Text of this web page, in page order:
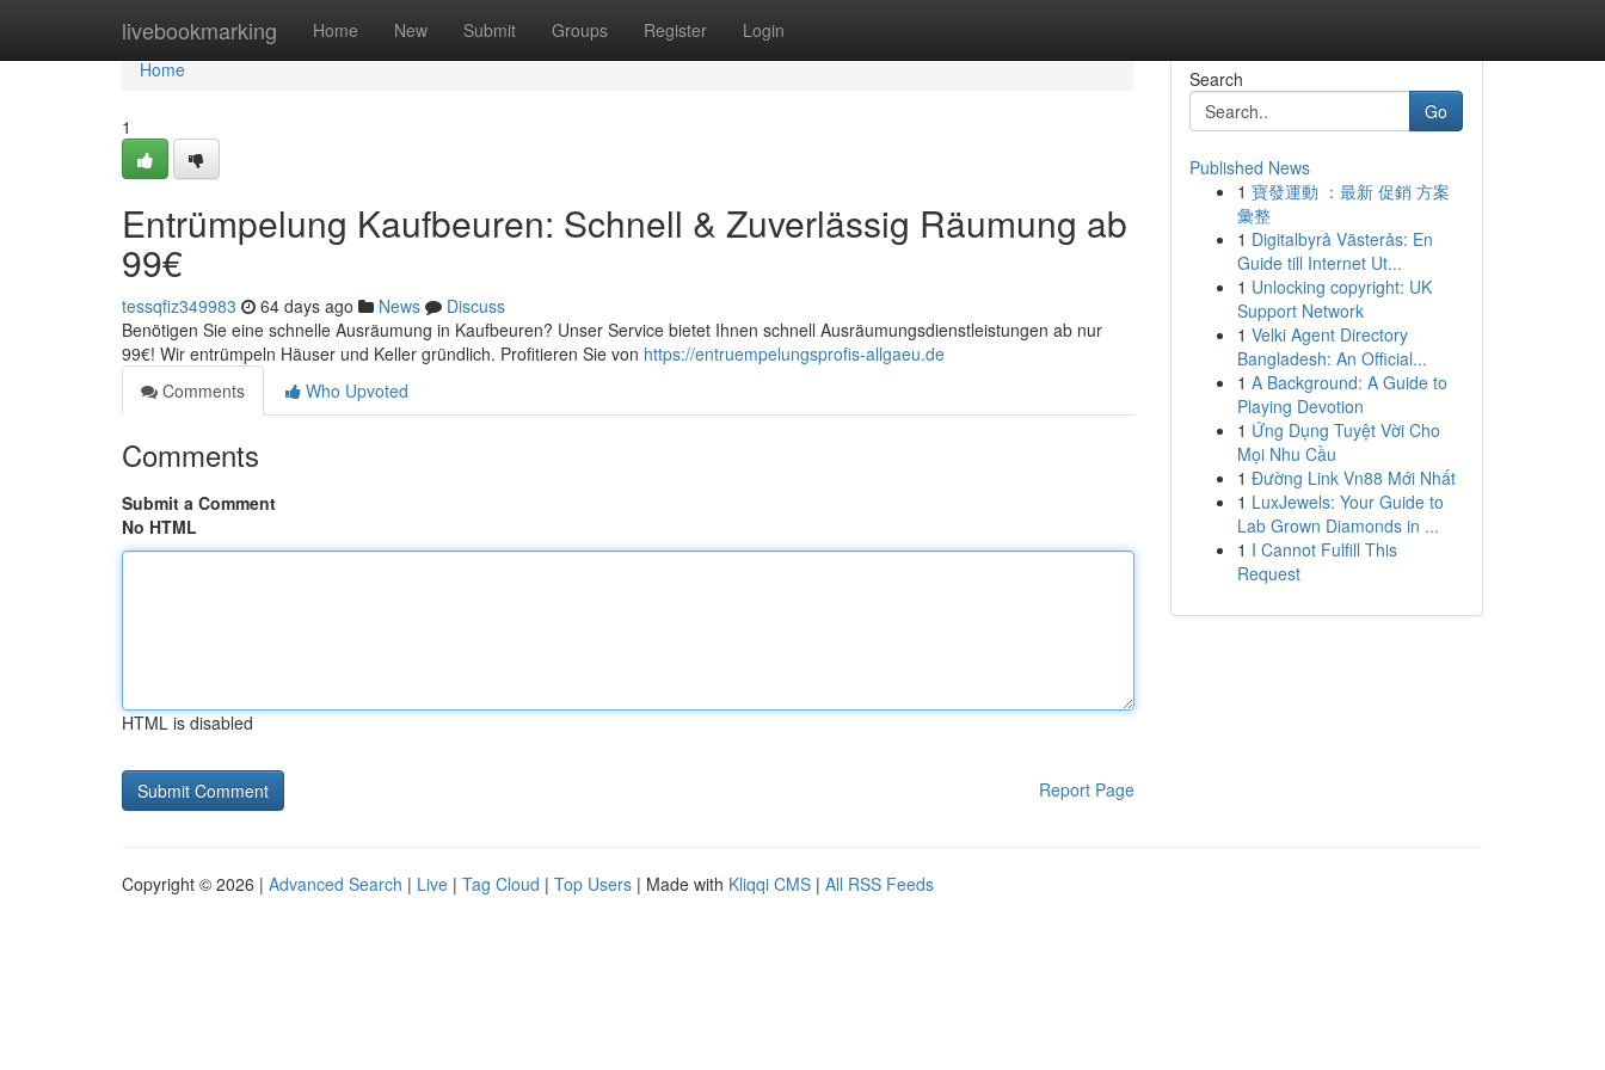
livebookmarking Home New Submit Groups Register Login
Home
Home
1
Entrümpelung Kaufbeuren: Schnell & Zuverlässig Räumung ab
99€
tessqfiz349983 64 days ago News
Discuss
Benötigen Sie eine schnelle Ausräumung in Kaufbeuren? Unser Service bietet Ihnen schnell Ausräumungsdienstleistungen ab nur
99€! Wir entrümpeln Häuser und Keller gründlich. Profitieren Sie von https://entruempelungsprofis-allgaeu.de
Comments
Who Upvoted
Comments
Submit a Comment
No HTML
HTML is disabled
Report Page
Search
Go
Published News
1 寶發運動 ：最新 促銷 方案
彙整
1 Digitalbyrå Västerås: En
Guide till Internet Ut...
1 Unlocking copyright: UK
Support Network
1 Velki Agent Directory
Bangladesh: An Official...
1 A Background: A Guide to
Playing Devotion
1 Ứng Dụng Tuyệt Vời Cho
Mọi Nhu Cầu
1 Đường Link Vn88 Mới Nhất
1 LuxJewels: Your Guide to
Lab Grown Diamonds in ...
1 I Cannot Fulfill This
Request
Copyright © 2026 | Advanced Search | Live | Tag Cloud | Top Users | Made with Kliqqi CMS | All RSS Feeds